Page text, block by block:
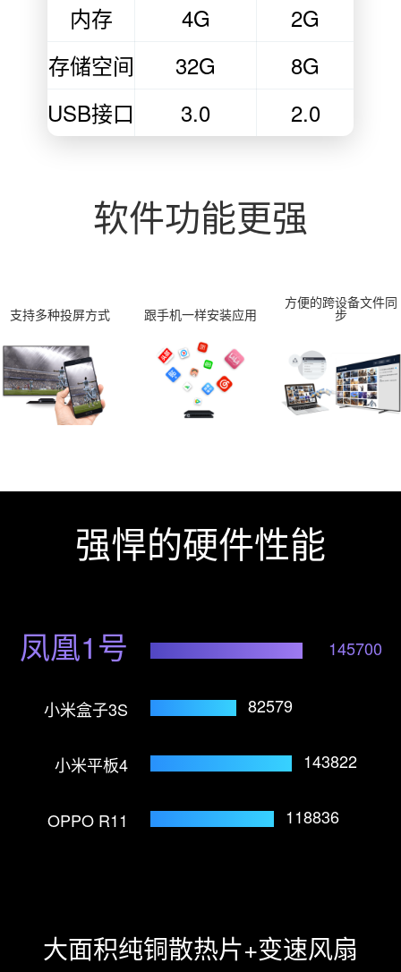
内存
4G
2G
存储空间
32G
8G
USB接口
3.0 2.0
软件功能更强
支持多种投屏方式 跟手机一样安装应用
方便的跨设备文件同
步
强悍的硬件性能
凤凰1号 145700
小米盒子3S 82579
小米平板4 143822
OPPO R11 118836
大面积纯铜散热片+变速风扇